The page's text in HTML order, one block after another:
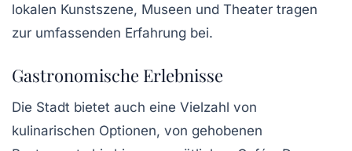
lokalen Kunstszene, Museen und Theater tragen
zur umfassenden Erfahrung bei.
Gastronomische Erlebnisse
Die Stadt bietet auch eine Vielzahl von
kulinarischen Optionen, von gehobenen